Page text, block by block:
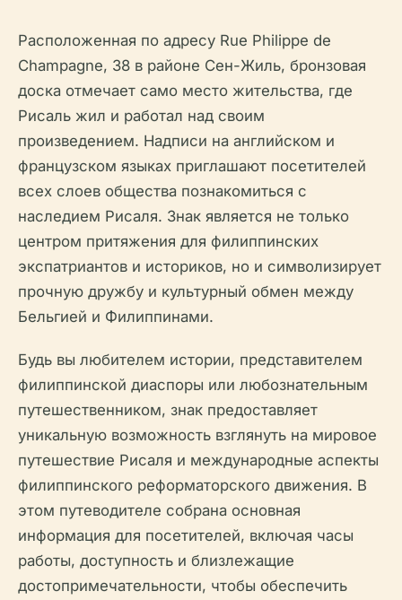
Расположенная по адресу Rue Philippe de
Champagne, 38 в районе Сен-Жиль, бронзовая
доска отмечает само место жительства, где
Рисаль жил и работал над своим
произведением. Надписи на английском и
французском языках приглашают посетителей
всех слоев общества познакомиться с
наследием Рисаля. Знак является не только
центром притяжения для филиппинских
экспатриантов и историков, но и символизирует
прочную дружбу и культурный обмен между
Бельгией и Филиппинами.
Будь вы любителем истории, представителем
филиппинской диаспоры или любознательным
путешественником, знак предоставляет
уникальную возможность взглянуть на мировое
путешествие Рисаля и международные аспекты
филиппинского реформаторского движения. В
этом путеводителе собрана основная
информация для посетителей, включая часы
работы, доступность и близлежащие
достопримечательности, чтобы обеспечить